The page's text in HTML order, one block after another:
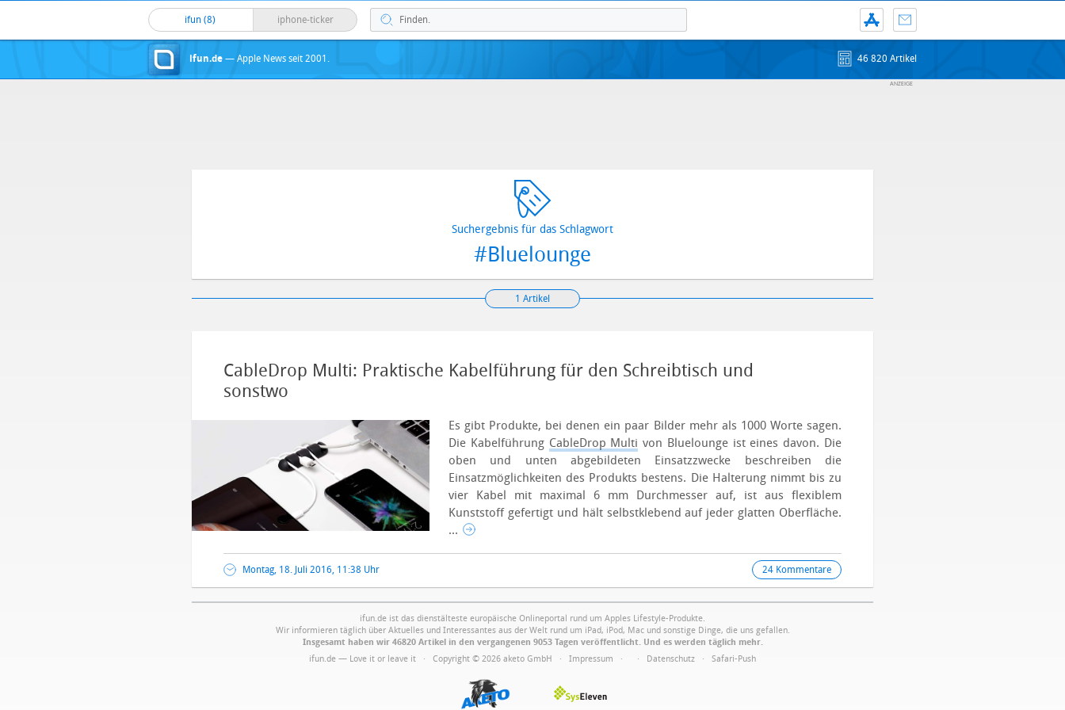
ifun (8) iphone-ticker
ifun.de — Apple News seit 2001. 46 820 Artikel
Suchergebnis für das Schlagwort
#Bluelounge
1 Artikel
CableDrop Multi: Praktische Kabelführung für den Schreibtisch und
sonstwo
Es gibt Produkte, bei denen ein paar Bilder mehr als 1000 Worte sagen.
Die Kabelführung CableDrop Multi von Bluelounge ist eines davon. Die
oben und unten abgebildeten Einsatzzwecke beschreiben die
Einsatzmöglichkeiten des Produkts bestens. Die Halterung nimmt bis zu
vier Kabel mit maximal 6 mm Durchmesser auf, ist aus flexiblem
Kunststoff gefertigt und hält selbstklebend auf jeder glatten Oberfläche.
...
Montag, 18. Juli 2016, 11:38 Uhr 24 Kommentare
ifun.de ist das dienstälteste europäische Onlineportal rund um Apples Lifestyle-Produkte.
Wir informieren täglich über Aktuelles und Interessantes aus der Welt rund um iPad, iPod, Mac und sonstige Dinge, die uns gefallen.
Insgesamt haben wir 46820 Artikel in den vergangenen 9053 Tagen veröffentlicht. Und es werden täglich mehr.
ifun.de — Love it or leave it · Copyright © 2026 aketo GmbH · Impressum · · Datenschutz · Safari-Push